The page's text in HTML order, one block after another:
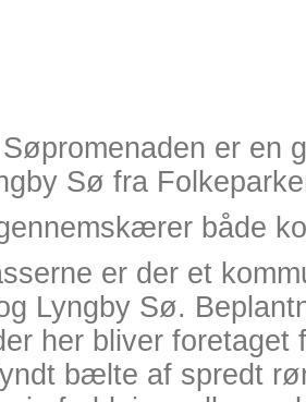
er
Sø fra
både
er der et
Lyngby Sø.
her bliver
bælte af spredt